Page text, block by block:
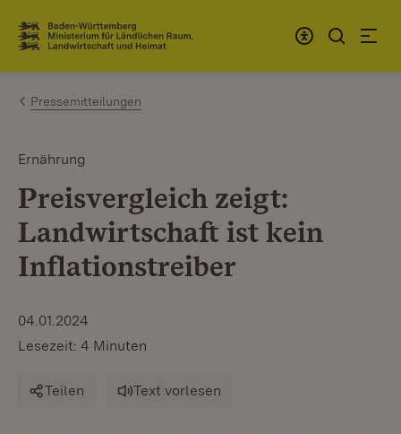
Zum Inhalt springen
Link zur Startseite
Pressemitteilungen
Ernährung
Preisvergleich zeigt:
Landwirtschaft ist kein
Inflationstreiber
04.01.2024
Lesezeit: 4 Minuten
Teilen Text vorlesen